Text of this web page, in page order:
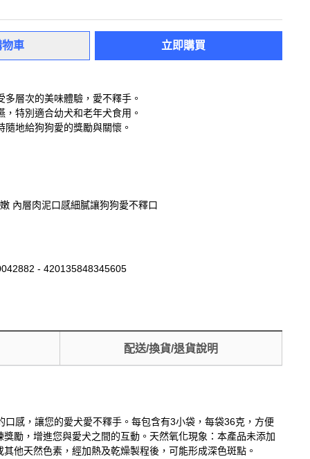
車 立即購買
層次的美味體驗，愛不釋手。
特別適合幼犬和老年犬食用。
地給狗狗愛的獎勵與關懷。
內層肉泥口感細膩讓狗狗愛不釋口
- 420135848345605
配送/換貨/退貨說明
感，讓您的愛犬愛不釋手。每包含有3小袋，每袋36克，方便
勵，增進您與愛犬之間的互動。天然氧化現象：本產品未添加
他天然色素，經加熱及乾燥製程後，可能形成深色斑點。